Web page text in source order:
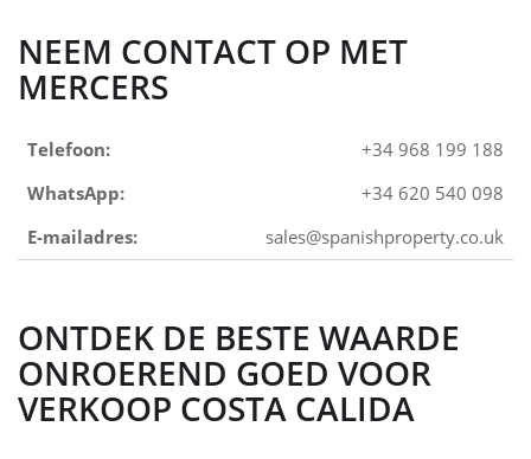
NEEM CONTACT OP MET
MERCERS
Telefoon:
+34 968 199 188
WhatsApp:
+34 620 540 098
E-mailadres:
sales@spanishproperty.co.uk
ONTDEK DE BESTE WAARDE
ONROEREND GOED VOOR
VERKOOP COSTA CALIDA